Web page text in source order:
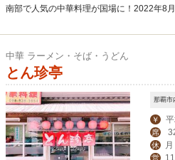
南部で人気の中華料理が国場に！2022年8
中華 ラーメン・そば・うどん
とん珍亭
那覇市
￥
席
休 月
営